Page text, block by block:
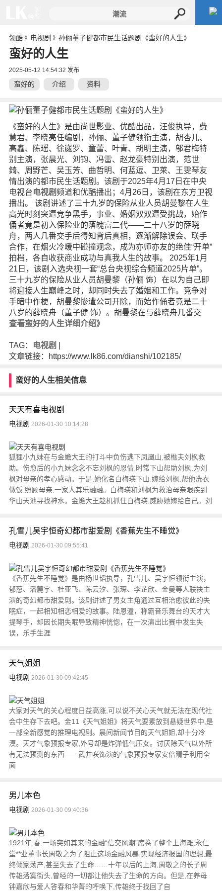
领酷》 电视剧 》 孙俪董子健都市民生话题剧《蛮好的人生》
蛮好的人生
2025-05-12 14:54:32 发布
蛮好的
介绍 资料
《蛮好的人生》是由尚世影业、优酷出品，汪俊执导，费
慧君、李晓亮任编剧，孙俪、董子健领衔主演，胡杏儿、
高鑫、陈瑶、徐崴罗、童蕾、叶青、胡明主演，邬君梅特
别主演，张晨光、刘钧、冯雷、赵龙豪特别出演，范世
錡、周野芒、吴玉芳、曲哲明、何蓝逗、卫莱、王雯琴友
情出演的都市民生话题剧。该剧于2025年4月17日在中央
电视台电视剧频道和优酷播出；4月26日，该剧在东方卫视
播出。 该剧讲述了三十九岁的保险从业人员胡曼黎在人生
高光时刻突遭竞争黑手，事业、婚姻双双遭受挑战，始作
俑者竟是初入保险业的落魄富二代——二十八岁的薛晓
舟，两人几番交手后得知背后真相，逐渐解除误会、联手
合作，在烟火冷暖中碰撞观念，成为亦师亦友的绝佳“开单”
拍档，各自收获商业成功与真我人生的故事。 2025年1月
21日，该剧入选央视一套“总台央视综合频道2025片单”。
三十九岁的保险从业人员胡曼黎（孙俪 饰）在以为自己即
将迎接人生巅峰之时，却同时失去了婚姻和工作。竞争对
手暗中作梗，胡曼黎惨遭公司开除，而始作俑者竟是二十
八岁的薛晓舟（董子健 饰）。胡曼黎在与薛晓舟几番交
查看蛮好的人生详细介绍》
TAG： 电视剧
文章链接：https://www.lk86.com/dianshi/102185/
蛮好的人生相关信息
天天有喜电视剧
电视剧 2026-01-30 10:14:28
狐狸小九妹在与金蟾大王的打斗中负伤逃下凤凰山,被樵夫刘枫救
助。伤愈后的小九妹念念不忘刘枫的恩情,时常下山帮助刘枫,为刘
枫对母亲的孝心感动。于是,她化名白梅瑛下山,嫁给刘枫,帮他洗衣
做饭,照顾母亲,一家人其乐融融。白梅瑛和刘枫为救治母亲眼疾到
华山天池寻找神水。金蟾大王趁机抓住白梅瑛,威胁她嫁给自己。刘
孔雪儿吴宇恒奇幻都市甜爱剧《香蕉先生不睡觉》
电视剧 2026-01-30 09:55:41
《香蕉先生不睡觉》是由杨世韬执导，孔雪儿、吴宇恒领衔主演，
郁葱、潘麓宇、杜亚飞、陈云汐、张琛、李芷欣、金曼等人联袂主
演的奇幻都市甜爱剧。该剧讲述了男女主角通过互相治愈彼此的失
眠症，一起相知相恋相爱的故事。陆恩潼，称霸音乐舞台的天才大
提琴手，却因长期失眠导致精神恍惚，在一次演出比赛中发生失
误，乐手生涯
天气姐姐
电视剧 2026-01-30 09:42:45
大家对天气的关心程度日益高涨,可以说不关心天气就无法在现代社
会中生存下去吧。金11《天气姐姐》将天气要素放到悬疑世界中,是
一部全新感觉的推理电视剧。晨间新闻节目的天气姐姐,却十分冷
漠。天才气象预报专家,外号却是炸弹低气压女。讨厌除天气以外所
有无法预测的东西——武井咲饰演的气象预报专家安倍晴子利用全
面
男儿本色
电视剧 2026-01-30 09:40:36
1921年,春,一场突如其来的金融“信交风潮”席卷了整个上海滩,永仁
堂**业董事长周敬之为了阻止这场金融风暴,实现经济报国的理想,最
终倾家荡产,甚至失去了生命……十年以后的上海,周敬之的长子周
传雄落寞街头,曾经的一切都让他失去了生命的方向。但是,在养母
钟嘉欣与爱人答春和华菁的呼唤下,传雄终于找回了自